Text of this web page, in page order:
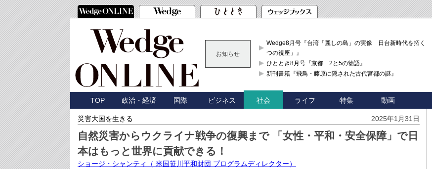
お知らせ
Wedge8月号『台湾「麗しの島」の実像 日台新時代を拓く「3
つの視座」』
ひととき8月号『京都 2と5の物語』
新刊書籍『飛鳥・藤原に隠された古代宮都の謎』
TOP 政治・経済 国際 ビジネス 社会 ライフ 特集 動画
災害大国を生きる 2025年1月31日
自然災害からウクライナ戦争の復興まで 「女性・平和・安全保障」で日
本はもっと世界に貢献できる！
ショージ・シャンティ （ 米国笹川平和財団 プログラムディレクター）